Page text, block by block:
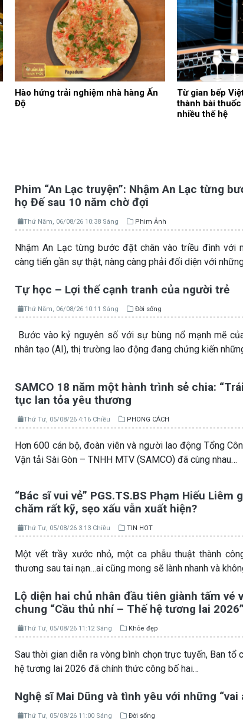
Hào hứng trải nghiệm nhà hàng Ấn
Độ
Từ gian bếp
thành bài
nhiều thế hệ
Phim “An Lạc truyện”: Nhậm An Lạc từng
họ Đế sau 10 năm chờ đợi
Thứ Năm, 06/08/26 10:38 Sáng Phim Ảnh
Nhậm An Lạc từng bước đặt chân vào triều đình với
càng tiến gần sự thật, nàng càng phải đối diện với
Tự học – Lợi thế cạnh tranh của người trẻ
Thứ Năm, 06/08/26 10:11 Sáng Đời sống
Bước vào kỷ nguyên số với sự bùng nổ mạnh mẽ
nhân tạo (AI), thị trường lao động đang chứng kiến
SAMCO 18 năm một hành trình sẻ chia:
tục lan tỏa yêu thương
Thứ Tư, 05/08/26 4:16 Chiều PHONG CÁCH
Hơn 600 cán bộ, đoàn viên và người lao động Tổng
Vận tải Sài Gòn – TNHH MTV (SAMCO) đã cùng nhau…
“Bác sĩ vui vẻ” PGS.TS.BS Phạm Hiếu Liêm
chăm rất kỹ, sẹo xấu vẫn xuất hiện?
Thứ Tư, 05/08/26 3:13 Chiều TIN HOT
Một vết trầy xước nhỏ, một ca phẫu thuật thành
thương sau tai nạn…ai cũng mong sẽ lành nhanh và
Lộ diện hai chủ nhân đầu tiên giành tấm vé
chung “Cầu thủ nhí – Thế hệ tương lai 2026”
Thứ Tư, 05/08/26 11:12 Sáng Khỏe đẹp
Sau thời gian diễn ra vòng bình chọn trực tuyến, Ban tổ
hệ tương lai 2026 đã chính thức công bố hai…
Nghệ sĩ Mai Dũng và tình yêu với những “vai
Thứ Tư, 05/08/26 11:00 Sáng Đời sống